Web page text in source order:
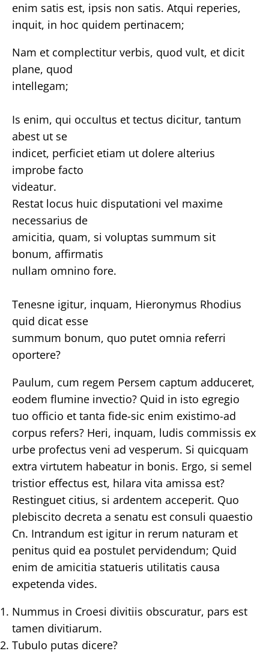
enim satis est, ipsis non satis. Atqui reperies,
inquit, in hoc quidem pertinacem;
Nam et complectitur verbis, quod vult, et dicit
plane, quod
intellegam;
Is enim, qui occultus et tectus dicitur, tantum
abest ut se
indicet, perficiet etiam ut dolere alterius
improbe facto
videatur.
Restat locus huic disputationi vel maxime
necessarius de
amicitia, quam, si voluptas summum sit
bonum, affirmatis
nullam omnino fore.
Tenesne igitur, inquam, Hieronymus Rhodius
quid dicat esse
summum bonum, quo putet omnia referri
oportere?
Paulum, cum regem Persem captum adduceret,
eodem flumine invectio? Quid in isto egregio
tuo officio et tanta fide-sic enim existimo-ad
corpus refers? Heri, inquam, ludis commissis ex
urbe profectus veni ad vesperum. Si quicquam
extra virtutem habeatur in bonis. Ergo, si semel
tristior effectus est, hilara vita amissa est?
Restinguet citius, si ardentem acceperit. Quo
plebiscito decreta a senatu est consuli quaestio
Cn. Intrandum est igitur in rerum naturam et
penitus quid ea postulet pervidendum; Quid
enim de amicitia statueris utilitatis causa
expetenda vides.
Nummus in Croesi divitiis obscuratur, pars est
tamen divitiarum.
Tubulo putas dicere?